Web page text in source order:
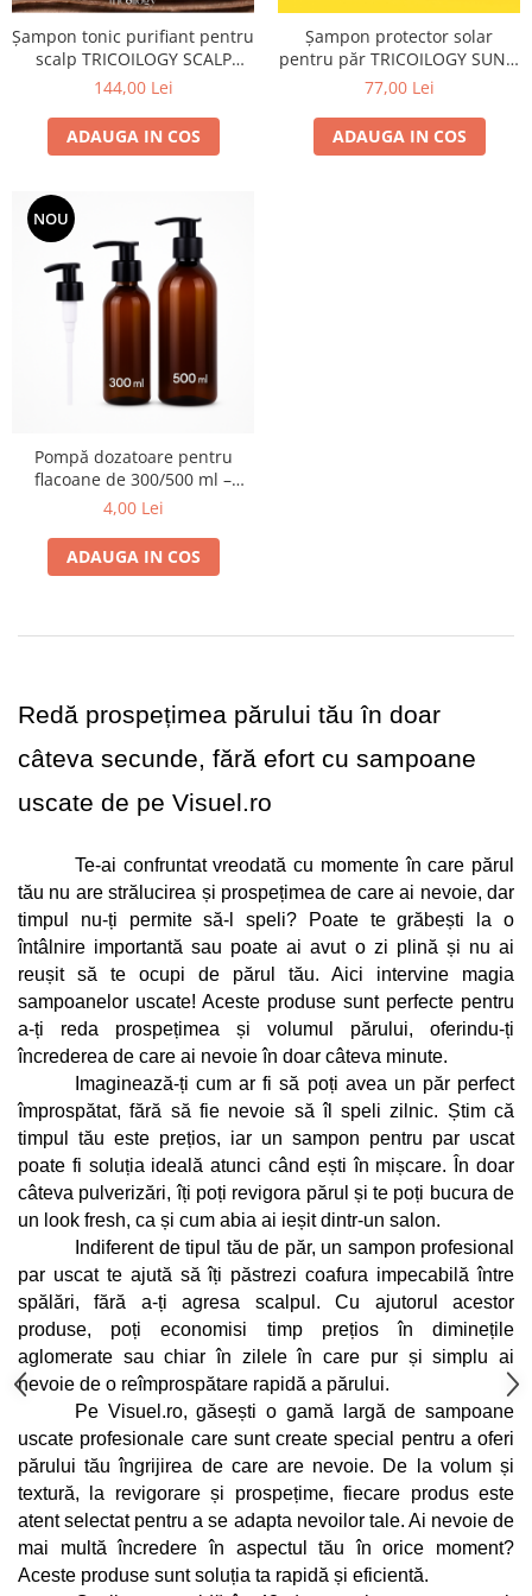
Storcatoare tuburi vopsea
Boluri pentru vopsit parul
Aparatura coafor
Ondulatoare de par
Aparate de sterilizat
Placa de creponat parul
profesionala
Placi de indreptat parul
Uscatoare de par | feonuri
Difuzor pentru uscator de par |
Bigudiuri
Ace de par
Bijuterii par
Elastice de par
Pelerine de tuns profesionale
Pudre fixare par
Burete pentru coc
Bandane | turbane
Suporturi ustensile
Echipament lucru salon
Accesorii curatare perii si piepteni
Extensii par natural
Accesorii extensii par
Cap manechin par natural
Trepiede cap manechin
Foarfece de tuns
Foarfece de filat
Mobilier barber
Produse gene si sprancene
Kit laminare gene si sprancene
Splendor
Termix
Upgrade
Șampon tonic purifiant pentru
scalp TRICOILOGY SCALP
PURIFYING – Shot – 500 ml -
144,00 Lei
ADAUGA IN COS
Șampon protector solar
pentru păr TRICOILOGY SUN –
Shot – 200 ml
77,00 Lei
ADAUGA IN COS
NOU
Pompă dozatoare pentru
flacoane de 300/500 ml –
pentru șampon sau balsam
4,00 Lei
ADAUGA IN COS
Redă prospețimea părului tău în doar
câteva secunde, fără efort cu sampoane
uscate de pe Visuel.ro
Te-ai confruntat vreodată cu momente în care părul
tău nu are strălucirea și prospețimea de care ai nevoie, dar
timpul nu-ți permite să-l speli? Poate te grăbești la o
întâlnire importantă sau poate ai avut o zi plină și nu ai
reușit să te ocupi de părul tău. Aici intervine magia
sampoanelor uscate! Aceste produse sunt perfecte pentru
a-ți reda prospețimea și volumul părului, oferindu-ți
încrederea de care ai nevoie în doar câteva minute.
Imaginează-ți cum ar fi să poți avea un păr perfect
împrospătat, fără să fie nevoie să îl speli zilnic. Știm că
timpul tău este prețios, iar un sampon pentru par uscat
poate fi soluția ideală atunci când ești în mișcare. În doar
câteva pulverizări, îți poți revigora părul și te poți bucura de
un look fresh, ca și cum abia ai ieșit dintr-un salon.
Indiferent de tipul tău de păr, un sampon profesional
par uscat te ajută să îți păstrezi coafura impecabilă între
spălări, fără a-ți agresa scalpul. Cu ajutorul acestor
produse, poți economisi timp prețios în diminețile
aglomerate sau chiar în zilele în care pur și simplu ai
nevoie de o reîmprospătare rapidă a părului.
Pe Visuel.ro, găsești o gamă largă de sampoane
uscate profesionale care sunt create special pentru a oferi
părului tău îngrijirea de care are nevoie. De la volum și
textură, la revigorare și prospețime, fiecare produs este
atent selectat pentru a se adapta nevoilor tale. Ai nevoie de
mai multă încredere în aspectul tău în orice moment?
Aceste produse sunt soluția ta rapidă și eficientă.